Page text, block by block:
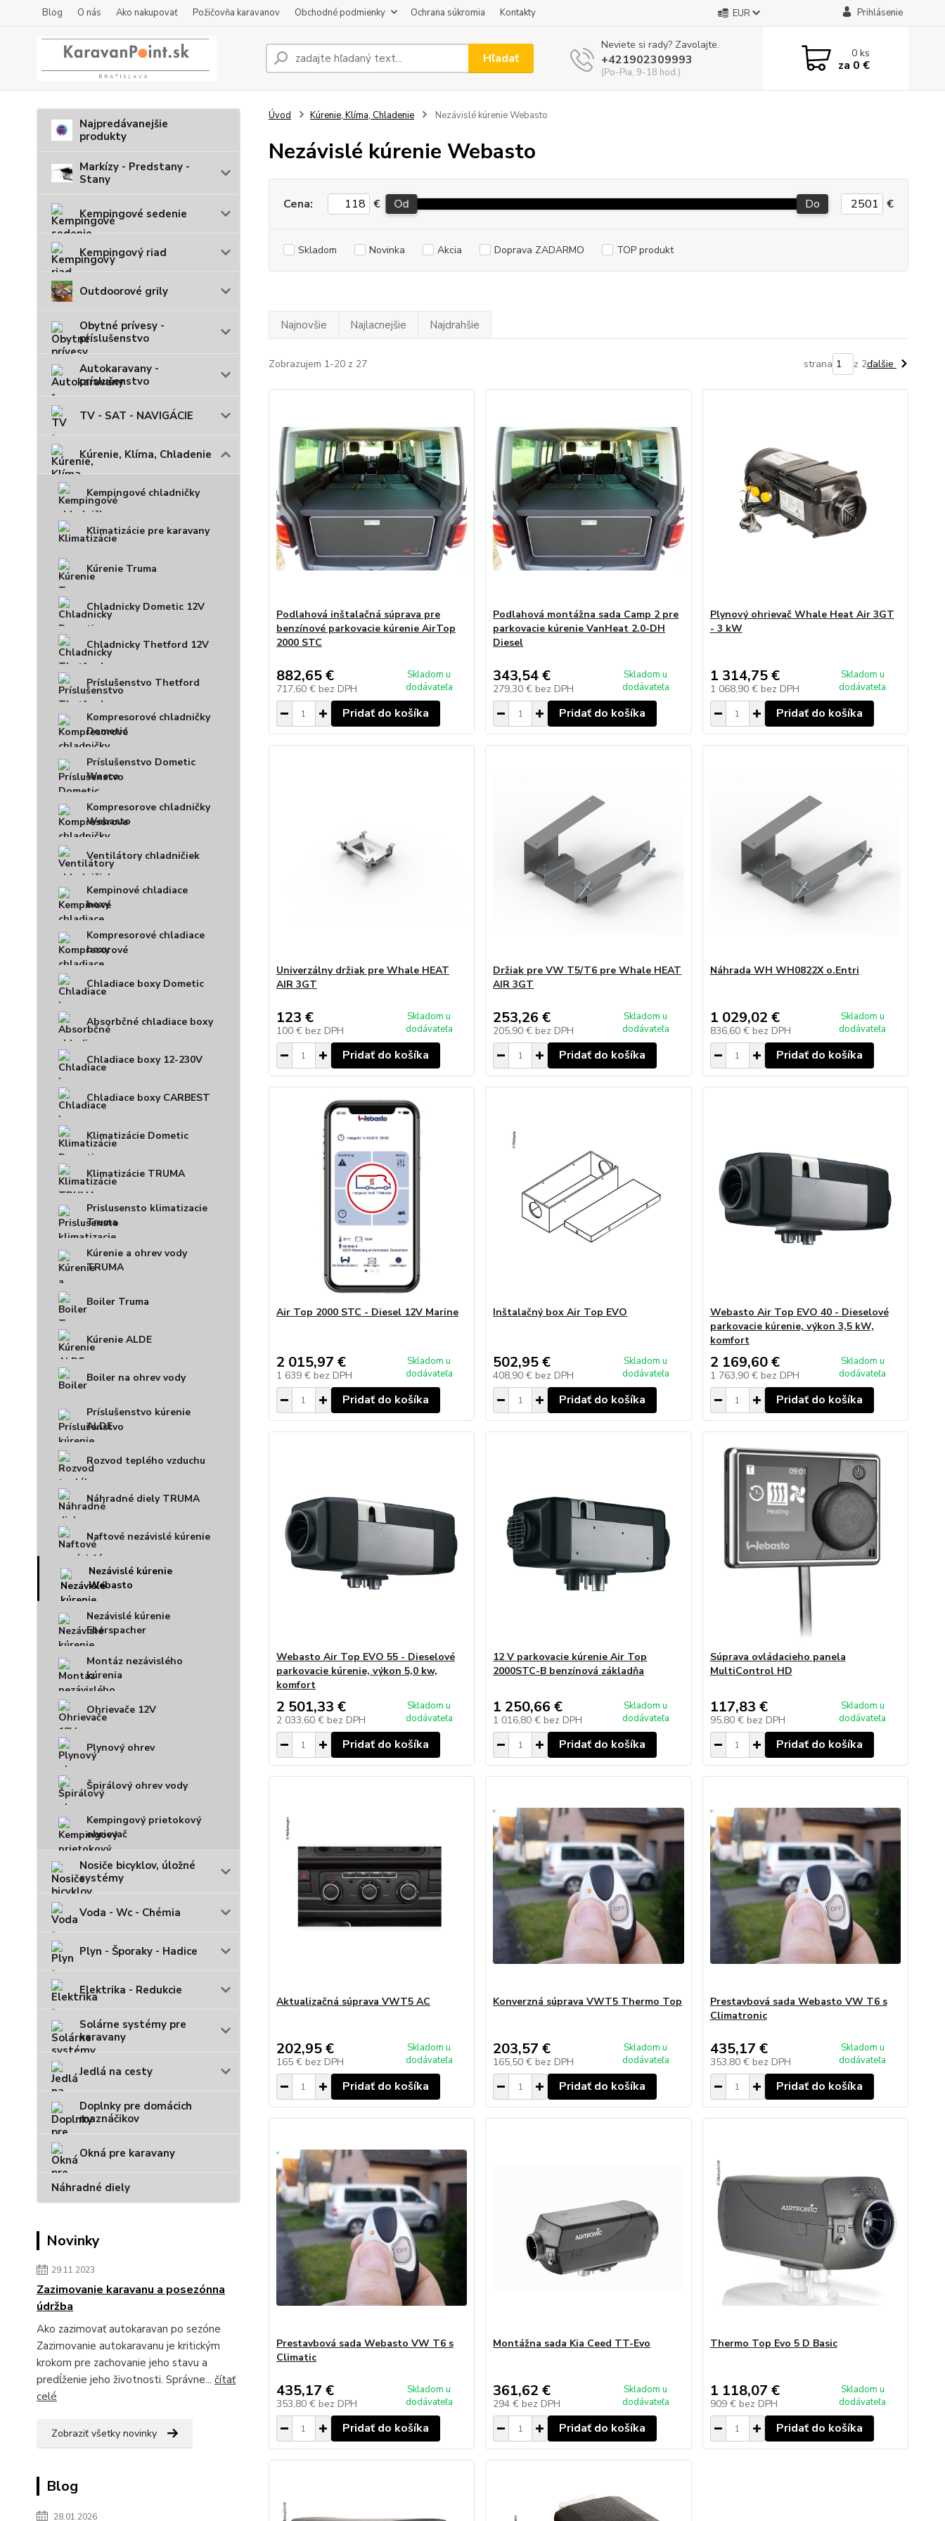
Blog O nás Ako nakupovať Požičovňa karavanov Obchodné podmienky Ochrana súkromia Kontakty EUR Prihlásenie
Hľadať
Neviete si rady? Zavolajte.
+421902309993
(Po-Pia, 9-18 hod.)
0ks
za 0 €
Najpredávanejšie
produkty
Markízy - Predstany -
Stany
Kempingové sedenie
Kempingový riad
Outdoorové grily
Obytné prívesy -
príslušenstvo
Autokaravany -
príslušenstvo
TV - SAT - NAVIGÁCIE
Kúrenie, Klíma, Chladenie
Kempingové chladničky
Klimatizácie pre karavany
Kúrenie Truma
Chladnicky Dometic 12V
Chladnicky Thetford 12V
Príslušenstvo Thetford
Kompresorové chladničky
Dometic
Príslušenstvo Dometic
Waeco
Kompresorove chladničky
Webasto
Ventilátory chladničiek
Kempinové chladiace
boxy
Kompresorové chladiace
boxy
Chladiace boxy Dometic
Absorbčné chladiace boxy
Chladiace boxy 12-230V
Chladiace boxy CARBEST
Klimatizácie Dometic
Klimatizácie TRUMA
Prislusensto klimatizacie
Truma
Kúrenie a ohrev vody
TRUMA
Boiler Truma
Kúrenie ALDE
Boiler na ohrev vody
Príslušenstvo kúrenie
ALDE
Rozvod teplého vzduchu
Náhradné diely TRUMA
Naftové nezávislé kúrenie
Nezávislé kúrenie
Webasto
Nezávislé kúrenie
Eberspacher
Montáz nezávislého
kúrenia
Ohrievače 12V
Plynový ohrev
Špirálový ohrev vody
Kempingový prietokový
ohrievač
Nosiče bicyklov, úložné
systémy
Voda - Wc - Chémia
Plyn - Šporaky - Hadice
Elektrika - Redukcie
Solárne systémy pre
karavany
Jedlá na cesty
Doplnky pre domácich
maznáčikov
Okná pre karavany
Náhradné diely
Novinky
29.11.2023
Zazimovanie karavanu a posezónna
údržba
Ako zazimovať autokaravan po sezóne
Zazimovanie autokaravanu je kritickým
krokom pre zachovanie jeho stavu a
predĺženie jeho životnosti. Správne... čítať
celé
Zobraziť všetky novinky
Blog
28.01.2026
Úvod Kúrenie, Klíma, Chladenie Nezávislé kúrenie Webasto
Nezávislé kúrenie Webasto
Cena: € Od Do €
Skladom Novinka Akcia Doprava ZADARMO TOP produkt
Najnovšie Najlacnejšie Najdrahšie
Zobrazujem 1-20 z 27 strana z 2ďalšie
Podlahová inštalačná súprava pre
benzínové parkovacie kúrenie AirTop
2000 STC
882,65 €
717,60 € bez DPH
Skladom u
dodávateľa
Pridať do košíka
Podlahová montážna sada Camp 2 pre
parkovacie kúrenie VanHeat 2.0-DH
Diesel
343,54 €
279,30 € bez DPH
Skladom u
dodávateľa
Pridať do košíka
Plynový ohrievač Whale Heat Air 3GT
- 3 kW
1 314,75 €
1 068,90 € bez DPH
Skladom u
dodávateľa
Pridať do košíka
Univerzálny držiak pre Whale HEAT
AIR 3GT
123 €
100 € bez DPH
Skladom u
dodávateľa
Pridať do košíka
Držiak pre VW T5/T6 pre Whale HEAT
AIR 3GT
253,26 €
205,90 € bez DPH
Skladom u
dodávateľa
Pridať do košíka
Náhrada WH WH0822X o.Entri
1 029,02 €
836,60 € bez DPH
Skladom u
dodávateľa
Pridať do košíka
Air Top 2000 STC - Diesel 12V Marine
2 015,97 €
1 639 € bez DPH
Skladom u
dodávateľa
Pridať do košíka
Inštalačný box Air Top EVO
502,95 €
408,90 € bez DPH
Skladom u
dodávateľa
Pridať do košíka
Webasto Air Top EVO 40 - Dieselové
parkovacie kúrenie, výkon 3,5 kW,
komfort
2 169,60 €
1 763,90 € bez DPH
Skladom u
dodávateľa
Pridať do košíka
Webasto Air Top EVO 55 - Dieselové
parkovacie kúrenie, výkon 5,0 kw,
komfort
2 501,33 €
2 033,60 € bez DPH
Skladom u
dodávateľa
Pridať do košíka
12 V parkovacie kúrenie Air Top
2000STC-B benzínová základňa
1 250,66 €
1 016,80 € bez DPH
Skladom u
dodávateľa
Pridať do košíka
Súprava ovládacieho panela
MultiControl HD
117,83 €
95,80 € bez DPH
Skladom u
dodávateľa
Pridať do košíka
Aktualizačná súprava VWT5 AC
202,95 €
165 € bez DPH
Skladom u
dodávateľa
Pridať do košíka
Konverzná súprava VWT5 Thermo Top
203,57 €
165,50 € bez DPH
Skladom u
dodávateľa
Pridať do košíka
Prestavbová sada Webasto VW T6 s
Climatronic
435,17 €
353,80 € bez DPH
Skladom u
dodávateľa
Pridať do košíka
Prestavbová sada Webasto VW T6 s
Climatic
435,17 €
353,80 € bez DPH
Skladom u
dodávateľa
Pridať do košíka
Montážna sada Kia Ceed TT-Evo
361,62 €
294 € bez DPH
Skladom u
dodávateľa
Pridať do košíka
Thermo Top Evo 5 D Basic
1 118,07 €
909 € bez DPH
Skladom u
dodávateľa
Pridať do košíka